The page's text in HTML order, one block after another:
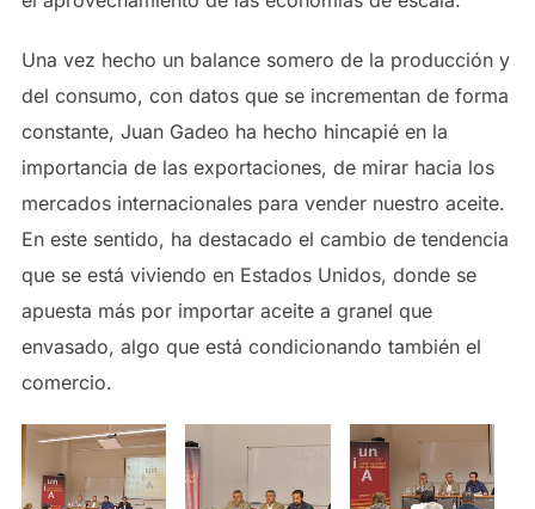
Una vez hecho un balance somero de la producción y
del consumo, con datos que se incrementan de forma
constante, Juan Gadeo ha hecho hincapié en la
importancia de las exportaciones, de mirar hacia los
mercados internacionales para vender nuestro aceite.
En este sentido, ha destacado el cambio de tendencia
que se está viviendo en Estados Unidos, donde se
apuesta más por importar aceite a granel que
envasado, algo que está condicionando también el
comercio.